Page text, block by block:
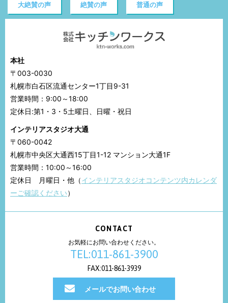
大絶賛の声 絶賛の声 普通の声
本社
〒003-0030
札幌市白石区流通センター1丁目9-31
営業時間：9:00～18:00
定休日:第1・3・5土曜日、日曜・祝日
インテリアスタジオ大通
〒060-0042
札幌市中央区大通西15丁目1-12 マンション大通1F
営業時間：10:00～16:00
定休日 月曜日・他（インテリアスタジオコンテンツ内カレンダ
ーご確認ください）
CONTACT
お気軽にお問い合わせください。
TEL:011-861-3900
FAX:011-861-3939
メールでお問い合わせ